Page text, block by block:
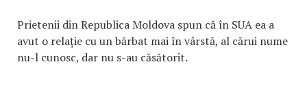
Prietenii din Republica Moldova spun că în SUA ea a
avut o relație cu un bărbat mai în vârstă, al cărui nume
nu-l cunosc, dar nu s-au căsătorit.